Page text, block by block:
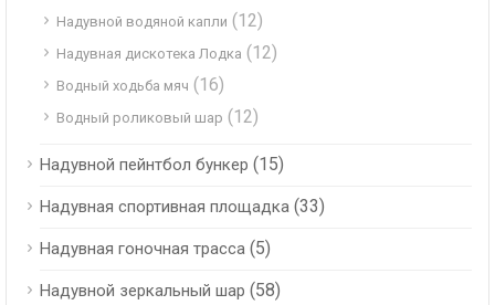
Надувной водяной капли (12)
Надувная дискотека Лодка (12)
Водный ходьба мяч (16)
Водный роликовый шар (12)
Надувной пейнтбол бункер (15)
Надувная спортивная площадка (33)
Надувная гоночная трасса (5)
Надувной зеркальный шар (58)